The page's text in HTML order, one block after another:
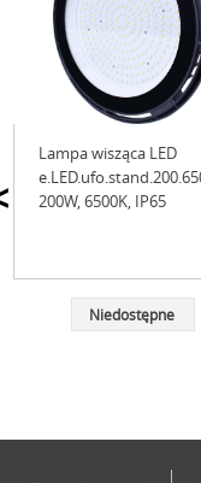
Lampa wisząca LED
200W, 6500K, IP65
Niedostępne